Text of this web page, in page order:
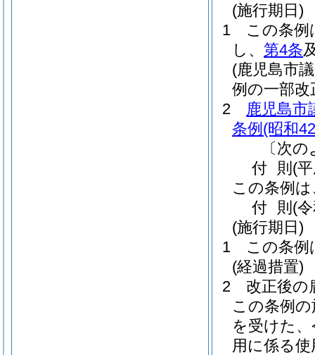
(施行期日)
1
この条例
し、 第4条
(鹿児島市
例の一部改
2
鹿児島市
条例 (昭和
〔次
付 則 (
この条例
付 則 (
(施行期日)
1
この条例
(経過措置)
2
改正後の
この条例
を受けた
用に係る